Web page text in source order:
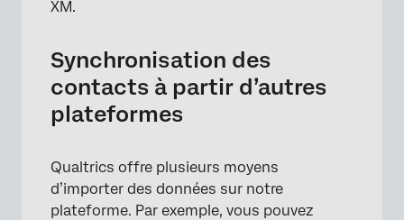
XM.
Synchronisation des
contacts à partir d’autres
plateformes
Qualtrics offre plusieurs moyens
d’importer des données sur notre
plateforme. Par exemple, vous pouvez